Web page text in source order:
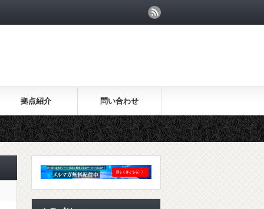
拠点紹介 問い合わせ